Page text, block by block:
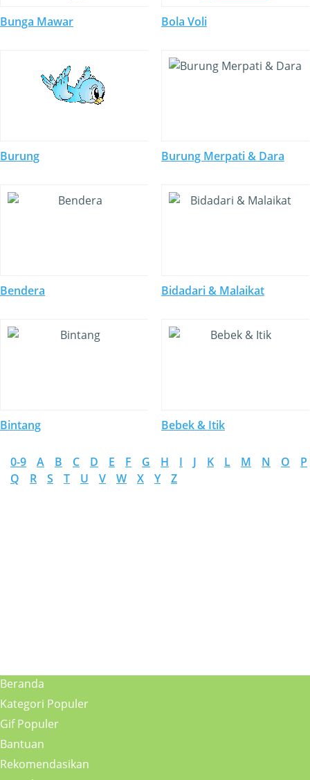
Bunga Mawar Bola Voli
Burung Burung Merpati & Dara
Bendera Bidadari & Malaikat
Bintang Bebek & Itik
0-9 A B C D E F G H I J K L M N O
P
Q
R S T U V W X Y Z
Beranda
Kategori Populer
Gif Populer
Bantuan
Rekomendasikan